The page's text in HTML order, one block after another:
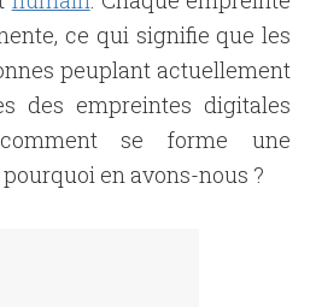
ce qui signifie que les
peuplant actuellement
des empreintes digitales
se forme une
en avons-nous ?